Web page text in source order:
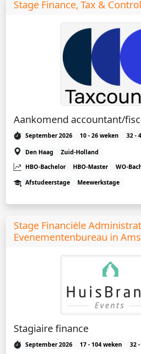
Stage Finance, Tax &
Aankomend accountant/
September 2026 10 - 26 weken
32 -
Den Haag
Zuid-Holland
HBO-Bachelor
HBO-Master WO-
Afstudeerstage
Meewerkstage
Stage Financiële
Evenementenbureau in
Stagiaire finance
September 2026 17 - 104 weken
32